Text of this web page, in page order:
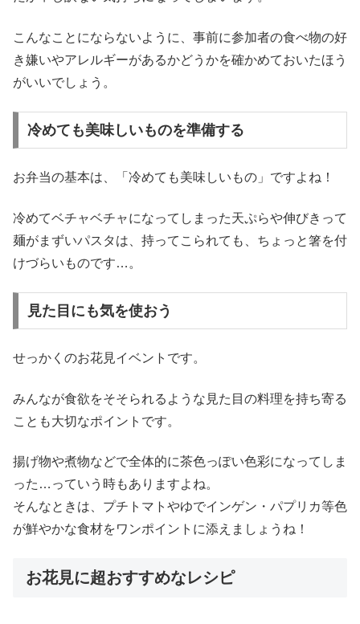
こんなことにならないように、事前に参加者の食べ物の好
き嫌いやアレルギーがあるかどうかを確かめておいたほう
がいいでしょう。
冷めても美味しいものを準備する
お弁当の基本は、「冷めても美味しいもの」ですよね！
冷めてベチャベチャになってしまった天ぷらや伸びきって
麺がまずいパスタは、持ってこられても、ちょっと箸を付
けづらいものです…。
見た目にも気を使おう
せっかくのお花見イベントです。
みんなが食欲をそそられるような見た目の料理を持ち寄る
ことも大切なポイントです。
揚げ物や煮物などで全体的に茶色っぽい色彩になってしま
った…っていう時もありますよね。
そんなときは、プチトマトやゆでインゲン・パプリカ等色
が鮮やかな食材をワンポイントに添えましょうね！
お花見に超おすすめなレシピ